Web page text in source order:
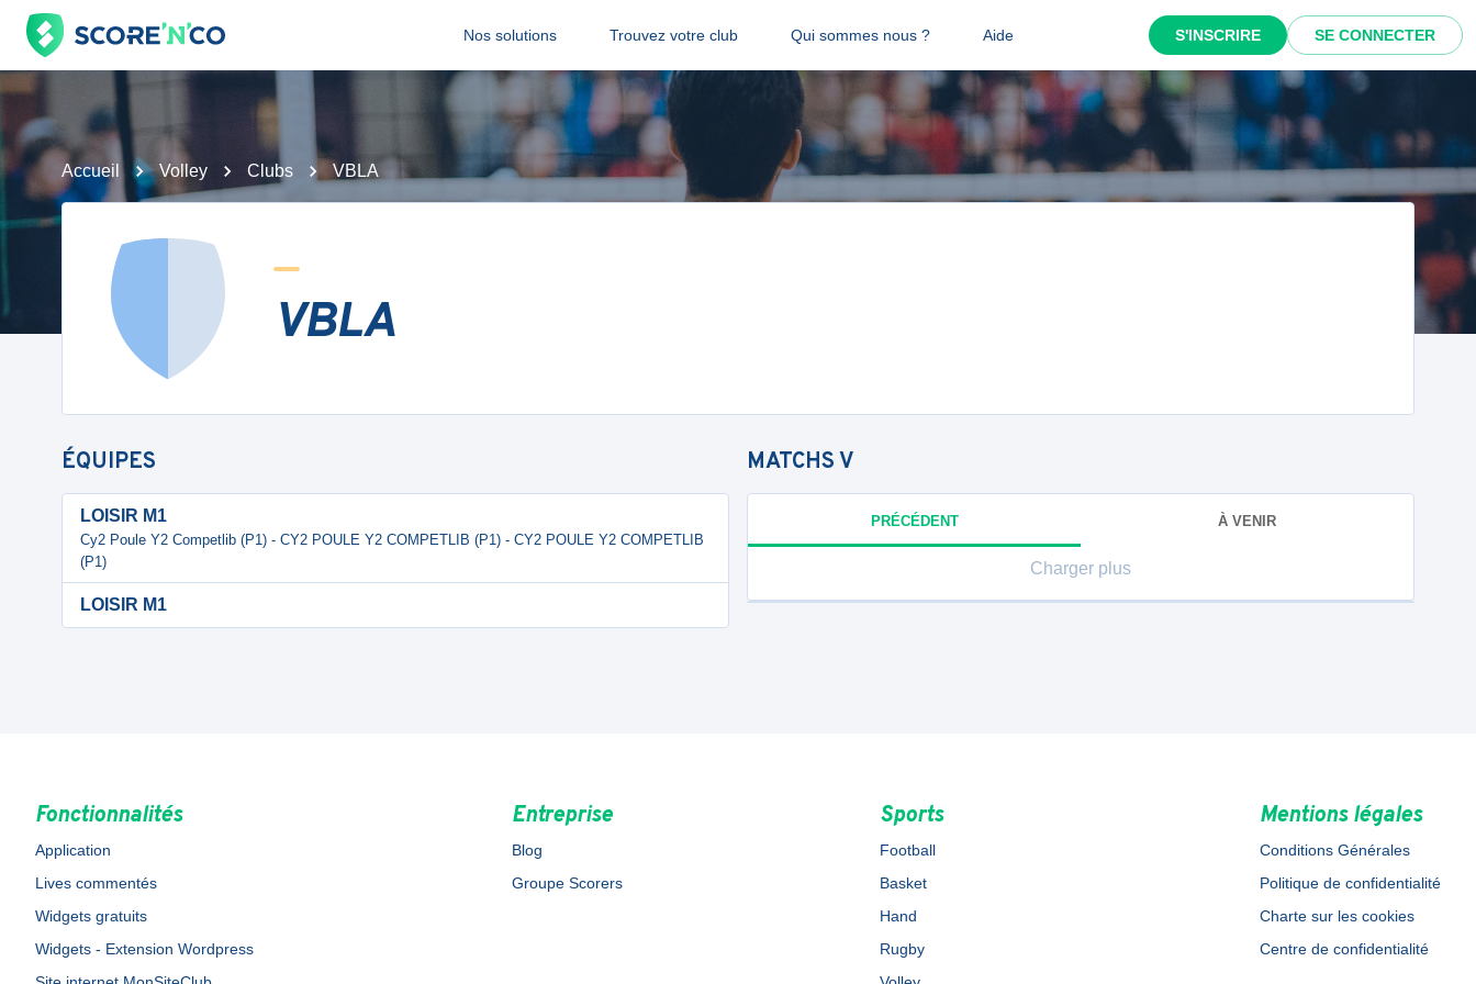
Nos solutions Trouvez votre club Qui sommes nous ? Aide S'INSCRIRE SE CONNECTER
Accueil Volley Clubs VBLA
VBLA
ÉQUIPES
LOISIR M1
Cy2 Poule Y2 Competlib (P1) - CY2 POULE Y2 COMPETLIB (P1) - CY2 POULE Y2 COMPETLIB
(P1)
LOISIR M1
MATCHSV
PRÉCÉDENT À VENIR
Charger plus
Fonctionnalités
Application
Lives commentés
Widgets gratuits
Widgets - Extension Wordpress
Entreprise
Blog
Groupe Scorers
Sports
Football
Basket
Hand
Rugby
Mentions légales
Conditions Générales
Politique de confidentialité
Charte sur les cookies
Centre de confidentialité